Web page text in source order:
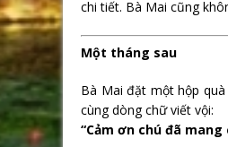
chi tiết. Bà Mai cũng
Một tháng sau
Bà Mai đặt một hộp
cùng dòng chữ viết vội:
“Cảm ơn chú đã